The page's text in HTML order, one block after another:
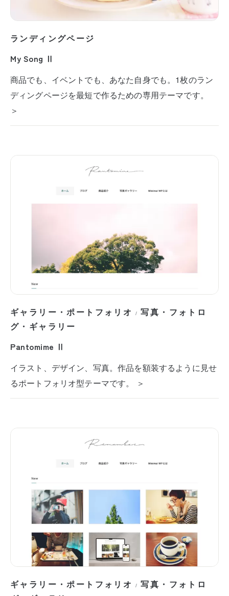
ランディングページ
My Song Ⅱ
商品でも、イベントでも、あなた自身でも。1枚のラン
ディングページを最短で作るための専用テーマです。
＞
ギャラリー・ポートフォリオ /写真・フォトロ
グ・ギャラリー
Pantomime Ⅱ
イラスト、デザイン、写真。作品を額装するように見せ
るポートフォリオ型テーマです。 ＞
ギャラリー・ポートフォリオ /写真・フォトロ